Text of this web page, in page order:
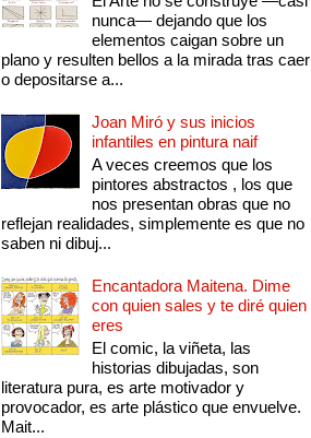
nunca— dejando que los
elementos caigan sobre un
plano y resulten bellos a la mirada tras caer
o depositarse a...
Joan Miró y sus inicios
infantiles en pintura naif
A veces creemos que los
pintores abstractos , los que
nos presentan obras que no
reflejan realidades, simplemente es que no
saben ni dibuj...
Encantadora Maitena. Dime
con quien sales y te diré quien
eres
El comic, la viñeta, las
historias dibujadas, son
literatura pura, es arte motivador y
provocador, es arte plástico que envuelve.
Mait...